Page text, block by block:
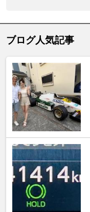
ブログ人気記事